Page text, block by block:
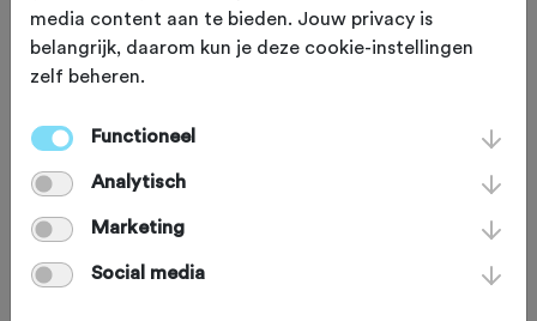
Top 10 klimmen in het
Rijk van Nijmegen
Het Rijk van Nijmegen trakteert je op
on-Nederlandse vergezichten en de
zwaarste beklimmingen buiten Zuid-
Limburg. Met als smaakmaker de
media content aan te bieden. Jouw privacy is
belangrijk, daarom kun je deze cookie-instellingen
zelf beheren.
Functioneel
Analytisch
Marketing
Social media